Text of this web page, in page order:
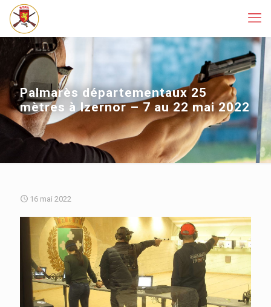
Palmarès départementaux 25
mètres à Izernor – 7 au 22 mai 2022
16 mai 2022